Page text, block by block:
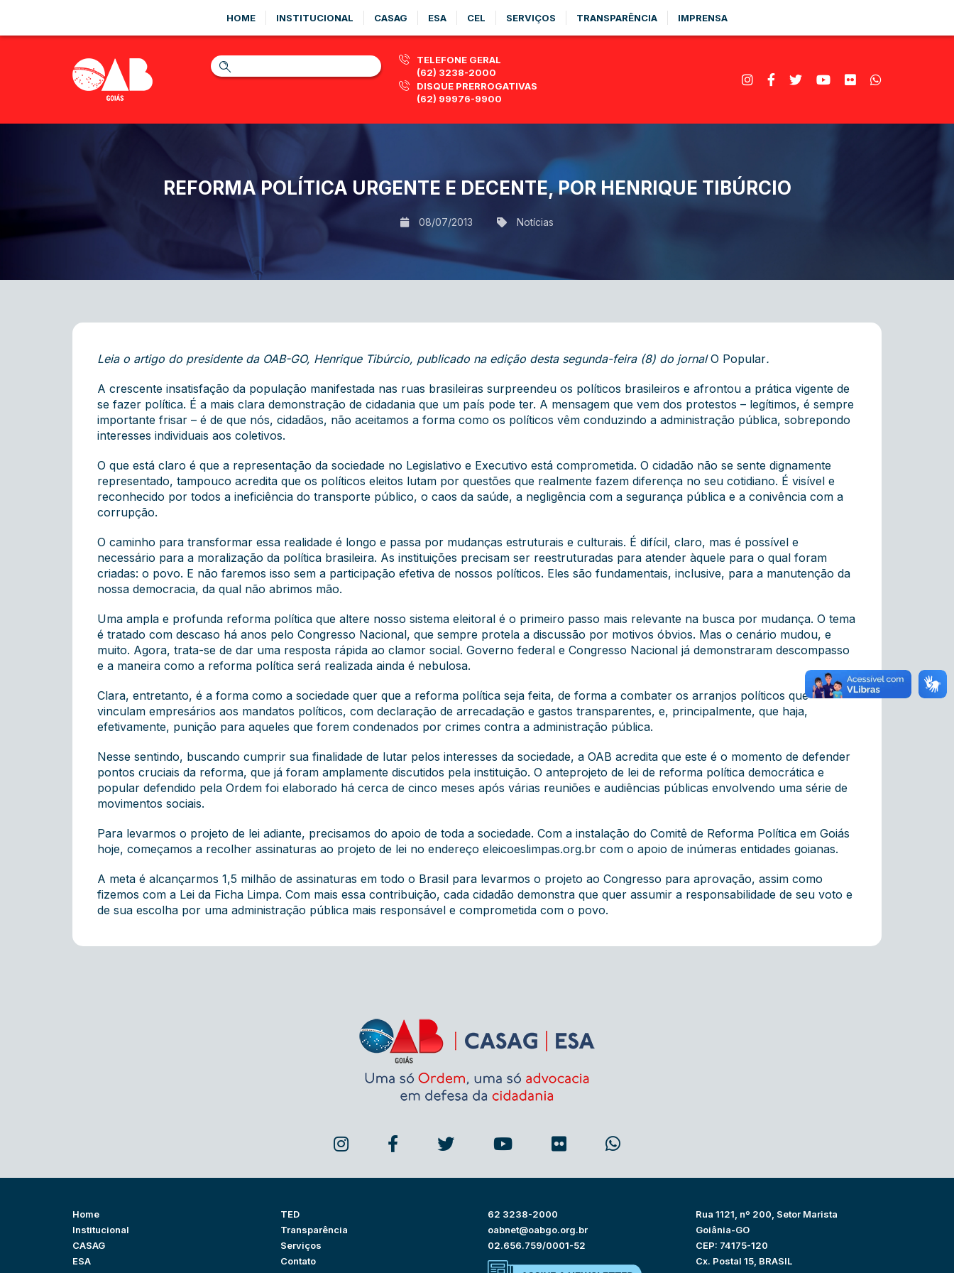
HOME INSTITUCIONAL CASAG ESA CEL SERVIÇOS TRANSPARÊNCIA IMPRENSA
TELEFONE GERAL
(62) 3238-2000
DISQUE PRERROGATIVAS
(62) 99976-9900
REFORMA POLÍTICA URGENTE E DECENTE, POR HENRIQUE TIBÚRCIO
08/07/2013 Notícias
Leia o artigo do presidente da OAB-GO, Henrique Tibúrcio, publicado na edição desta segunda-feira (8) do jornalO Popular.
A crescente insatisfação da população manifestada nas ruas brasileiras surpreendeu os políticos brasileiros e afrontou a prática vigente de
se fazer política. É a mais clara demonstração de cidadania que um país pode ter. A mensagem que vem dos protestos – legítimos, é sempre
importante frisar – é de que nós, cidadãos, não aceitamos a forma como os políticos vêm conduzindo a administração pública, sobrepondo
interesses individuais aos coletivos.
O que está claro é que a representação da sociedade no Legislativo e Executivo está comprometida. O cidadão não se sente dignamente
representado, tampouco acredita que os políticos eleitos lutam por questões que realmente fazem diferença no seu cotidiano. É visível e
reconhecido por todos a ineficiência do transporte público, o caos da saúde, a negligência com a segurança pública e a conivência com a
corrupção.
O caminho para transformar essa realidade é longo e passa por mudanças estruturais e culturais. É difícil, claro, mas é possível e
necessário para a moralização da política brasileira. As instituições precisam ser reestruturadas para atender àquele para o qual foram
criadas: o povo. E não faremos isso sem a participação efetiva de nossos políticos. Eles são fundamentais, inclusive, para a manutenção da
nossa democracia, da qual não abrimos mão.
Uma ampla e profunda reforma política que altere nosso sistema eleitoral é o primeiro passo mais relevante na busca por mudança. O tema
é tratado com descaso há anos pelo Congresso Nacional, que sempre protela a discussão por motivos óbvios. Mas o cenário mudou, e
muito. Agora, trata-se de dar uma resposta rápida ao clamor social. Governo federal e Congresso Nacional já demonstraram descompasso
e a maneira como a reforma política será realizada ainda é nebulosa.
Clara, entretanto, é a forma como a sociedade quer que a reforma política seja feita, de forma a combater os arranjos políticos que
vinculam empresários aos mandatos políticos, com declaração de arrecadação e gastos transparentes, e, principalmente, que haja,
efetivamente, punição para aqueles que forem condenados por crimes contra a administração pública.
Nesse sentindo, buscando cumprir sua finalidade de lutar pelos interesses da sociedade, a OAB acredita que este é o momento de defender
pontos cruciais da reforma, que já foram amplamente discutidos pela instituição. O anteprojeto de lei de reforma política democrática e
popular defendido pela Ordem foi elaborado há cerca de cinco meses após várias reuniões e audiências públicas envolvendo uma série de
movimentos sociais.
Para levarmos o projeto de lei adiante, precisamos do apoio de toda a sociedade. Com a instalação do Comitê de Reforma Política em Goiás
hoje, começamos a recolher assinaturas ao projeto de lei no endereço eleicoeslimpas.org.br com o apoio de inúmeras entidades goianas.
A meta é alcançarmos 1,5 milhão de assinaturas em todo o Brasil para levarmos o projeto ao Congresso para aprovação, assim como
fizemos com a Lei da Ficha Limpa. Com mais essa contribuição, cada cidadão demonstra que quer assumir a responsabilidade de seu voto e
de sua escolha por uma administração pública mais responsável e comprometida com o povo.
Home
Institucional
CASAG
ESA
TED
Transparência
Serviços
Contato
62 3238-2000
oabnet@oabgo.org.br
02.656.759/0001-52
Rua 1121, nº 200, Setor Marista
Goiânia-GO
CEP: 74175-120
Cx. Postal 15, BRASIL